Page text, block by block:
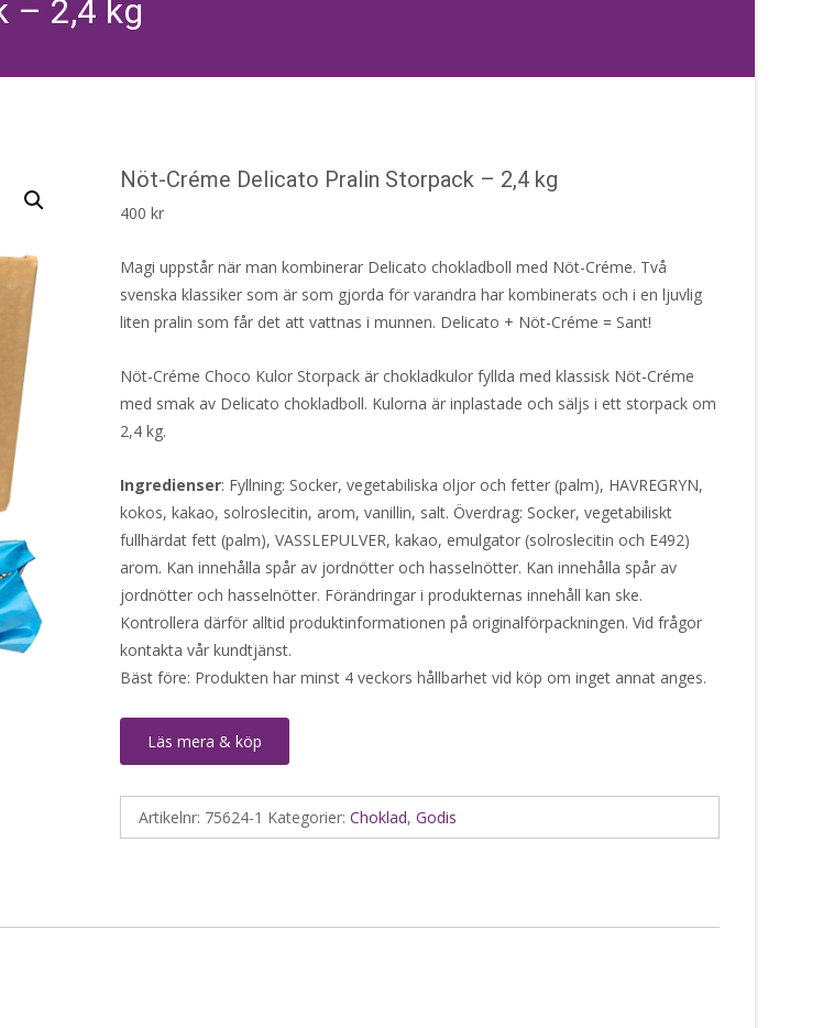
– 2,4 kg
Nöt-Créme Delicato Pralin Storpack – 2,4 kg
400 kr
Magi uppstår när man kombinerar Delicato chokladboll med Nöt-Créme. Två
svenska klassiker som är som gjorda för varandra har kombinerats och i en ljuvlig
liten pralin som får det att vattnas i munnen. Delicato + Nöt-Créme = Sant!
Nöt-Créme Choco Kulor Storpack är chokladkulor fyllda med klassisk Nöt-Créme
med smak av Delicato chokladboll. Kulorna är inplastade och säljs i ett storpack om
2,4 kg.
Ingredienser: Fyllning: Socker, vegetabiliska oljor och fetter (palm), HAVREGRYN,
kokos, kakao, solroslecitin, arom, vanillin, salt. Överdrag: Socker, vegetabiliskt
fullhärdat fett (palm), VASSLEPULVER, kakao, emulgator (solroslecitin och E492)
arom. Kan innehålla spår av jordnötter och hasselnötter. Kan innehålla spår av
jordnötter och hasselnötter. Förändringar i produkternas innehåll kan ske.
Kontrollera därför alltid produktinformationen på originalförpackningen. Vid frågor
kontakta vår kundtjänst.
Bäst före: Produkten har minst 4 veckors hållbarhet vid köp om inget annat anges.
Läs mera & köp
Artikelnr: 75624-1 Kategorier: Choklad, Godis